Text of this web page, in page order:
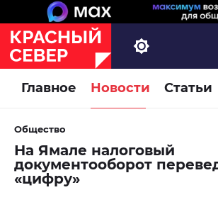
Главное Новости Статьи
Общество
На Ямале налоговый
документооборот
«цифру»